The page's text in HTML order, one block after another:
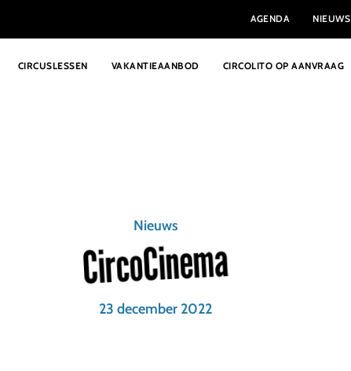
AGENDA NIEUWS
CIRCUSLESSEN VAKANTIEAANBOD CIRCOLITO OP AANVRAAG
Nieuws
CircoCinema
23 december 2022